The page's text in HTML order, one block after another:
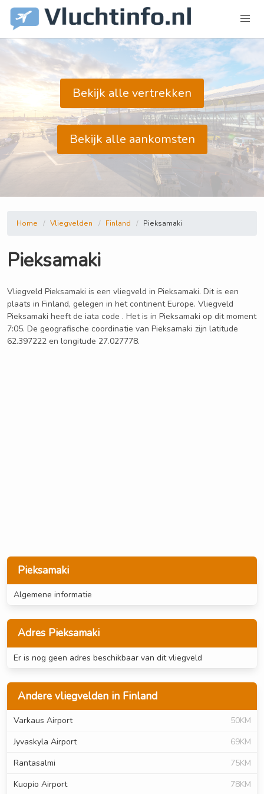
Bekijk alle vertrekken
Bekijk alle aankomsten
Pieksamaki
Algemene informatie
Adres Pieksamaki
Er is nog geen adres beschikbaar van dit vliegveld
Andere vliegvelden in Finland
Varkaus Airport
50KM
Jyvaskyla Airport
69KM
Rantasalmi
75KM
Kuopio Airport
78KM
Home Vliegvelden Finland Pieksamaki
Pieksamaki
Vliegveld Pieksamaki is een vliegveld in Pieksamaki. Dit is een
plaats in Finland, gelegen in het continent Europe. Vliegveld
Pieksamaki heeft de iata code . Het is in Pieksamaki op dit moment
7:05. De geografische coordinatie van Pieksamaki zijn latitude
62.397222 en longitude 27.027778.